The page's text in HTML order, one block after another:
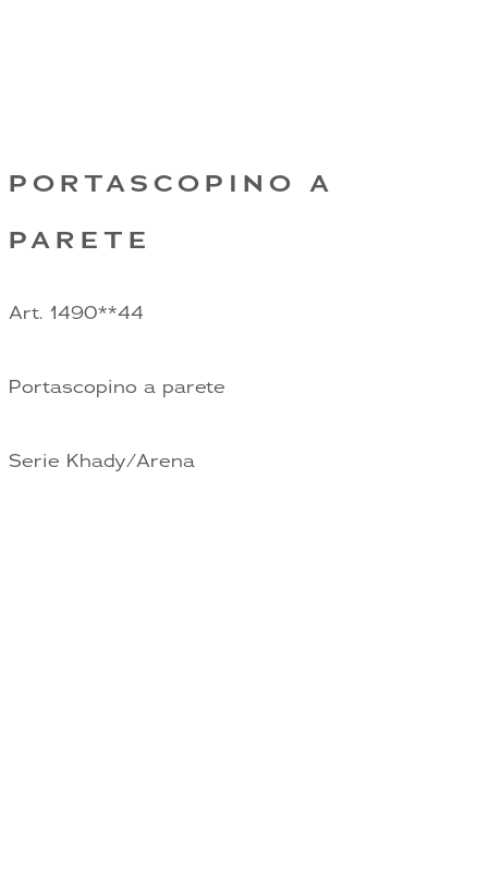
PORTASCOPINO A
PARETE
Art. 1490**44
Portascopino a parete
Serie Khady/Arena